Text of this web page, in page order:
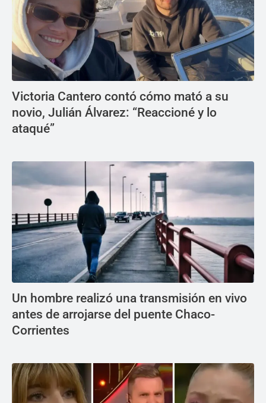
Victoria Cantero contó cómo mató a su
novio, Julián Álvarez: “Reaccioné y lo
ataqué”
Un hombre realizó una transmisión en vivo
antes de arrojarse del puente Chaco-
Corrientes